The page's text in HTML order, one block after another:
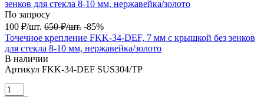
По запросу
100 ₽/шт. 650 ₽/шт. -85%
Точечное крепление FKK-34-DEF, 7 мм с крышкой без зенков
для стекла 8-10 мм, нержавейка/золото
В наличии
Артикул FKK-34-DEF SUS304/TP